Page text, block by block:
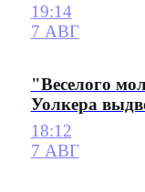
19:14
7 АВГ
"Веселого
Уолкера
18:12
7 АВГ